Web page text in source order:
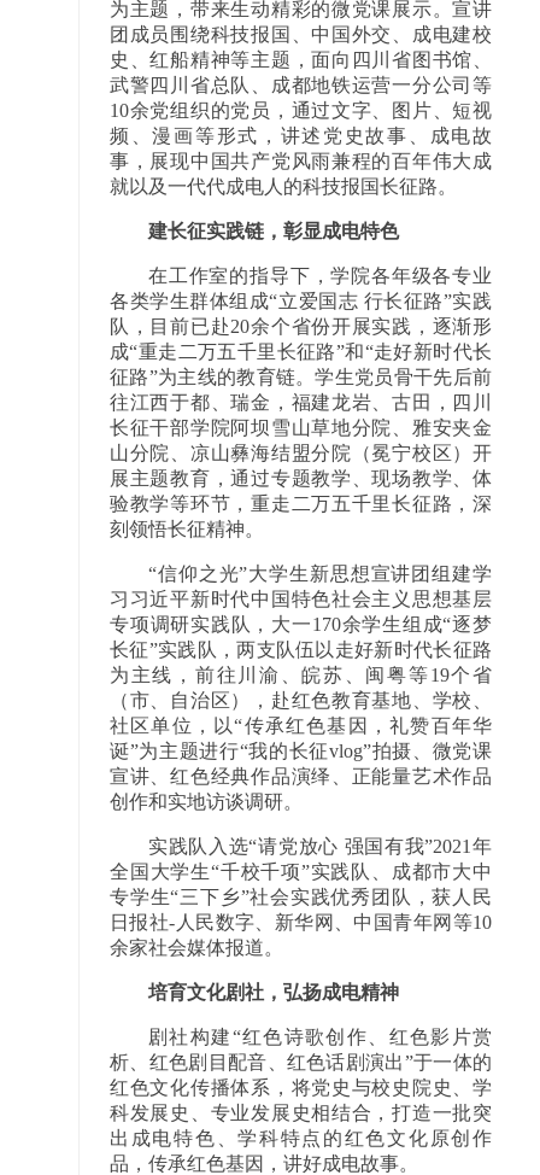
为主题，带来生动精彩的微党课展示。宣讲
团成员围绕科技报国、中国外交、成电建校
史、红船精神等主题，面向四川省图书馆、
武警四川省总队、成都地铁运营一分公司等
10余党组织的党员，通过文字、图片、短视
频、漫画等形式，讲述党史故事、成电故
事，展现中国共产党风雨兼程的百年伟大成
就以及一代代成电人的科技报国长征路。
建长征实践链，彰显成电特色
在工作室的指导下，学院各年级各专业
各类学生群体组成“立爱国志 行长征路”实践
队，目前已赴20余个省份开展实践，逐渐形
成“重走二万五千里长征路”和“走好新时代长
征路”为主线的教育链。学生党员骨干先后前
往江西于都、瑞金，福建龙岩、古田，四川
长征干部学院阿坝雪山草地分院、雅安夹金
山分院、凉山彝海结盟分院（冕宁校区）开
展主题教育，通过专题教学、现场教学、体
验教学等环节，重走二万五千里长征路，深
刻领悟长征精神。
“信仰之光”大学生新思想宣讲团组建学
习习近平新时代中国特色社会主义思想基层
专项调研实践队，大一170余学生组成“逐梦
长征”实践队，两支队伍以走好新时代长征路
为主线，前往川渝、皖苏、闽粤等19个省
（市、自治区），赴红色教育基地、学校、
社区单位，以“传承红色基因，礼赞百年华
诞”为主题进行“我的长征vlog”拍摄、微党课
宣讲、红色经典作品演绎、正能量艺术作品
创作和实地访谈调研。
实践队入选“请党放心 强国有我”2021年
全国大学生“千校千项”实践队、成都市大中
专学生“三下乡”社会实践优秀团队，获人民
日报社-人民数字、新华网、中国青年网等10
余家社会媒体报道。
培育文化剧社，弘扬成电精神
剧社构建“红色诗歌创作、红色影片赏
析、红色剧目配音、红色话剧演出”于一体的
红色文化传播体系，将党史与校史院史、学
科发展史、专业发展史相结合，打造一批突
出成电特色、学科特点的红色文化原创作
品，传承红色基因，讲好成电故事。